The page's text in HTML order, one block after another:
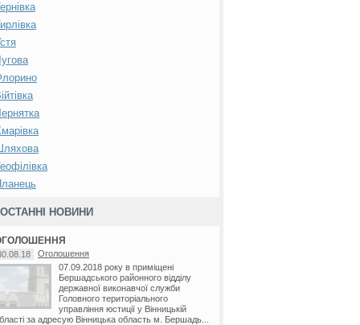
ОСТАННІ НОВИНИ
Оголошення
07.09.2018 року в приміщені
Бершадського районного відділу
державної виконавчої служби
Головного територіального
управління юстиції у Вінницькій
за адресую Вінницька область м. Бершадь...